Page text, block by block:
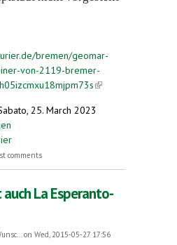
bremen/geomar-
von-2119-bremer-
(link is
25. March 2023
nach Bremen
comments
La Esperanto-
on Wed, 2015-05-27 17:56